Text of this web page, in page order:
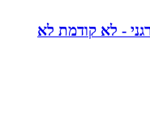
לא קודמת לא